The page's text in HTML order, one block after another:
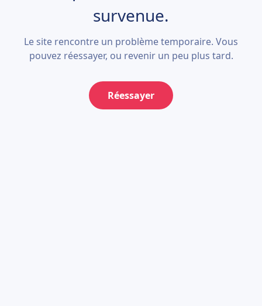
survenue.
Le site rencontre un problème temporaire. Vous
pouvez réessayer, ou revenir un peu plus tard.
Réessayer